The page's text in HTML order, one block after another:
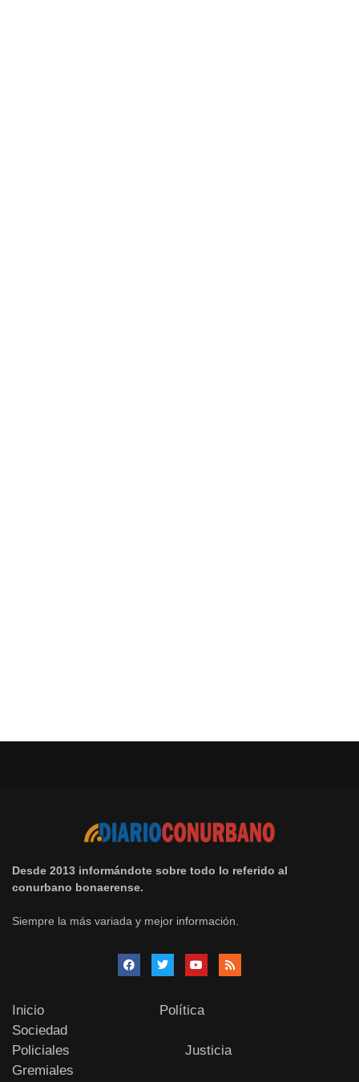
Desde 2013 informándote sobre todo lo referido al
conurbano bonaerense.
Siempre la más variada y mejor información.
Inicio
Política
Sociedad
Policiales
Justicia
Gremiales